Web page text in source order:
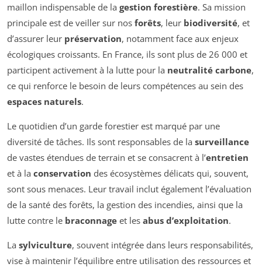
maillon indispensable de la gestion forestière. Sa mission
principale est de veiller sur nos forêts, leur biodiversité, et
d’assurer leur préservation, notamment face aux enjeux
écologiques croissants. En France, ils sont plus de 26 000 et
participent activement à la lutte pour la neutralité carbone,
ce qui renforce le besoin de leurs compétences au sein des
espaces naturels.
Le quotidien d’un garde forestier est marqué par une
diversité de tâches. Ils sont responsables de la surveillance
de vastes étendues de terrain et se consacrent à l’entretien
et à la conservation des écosystèmes délicats qui, souvent,
sont sous menaces. Leur travail inclut également l’évaluation
de la santé des forêts, la gestion des incendies, ainsi que la
lutte contre le braconnage et les abus d’exploitation.
La sylviculture, souvent intégrée dans leurs responsabilités,
vise à maintenir l’équilibre entre utilisation des ressources et